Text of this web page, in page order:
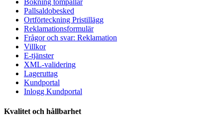
Bokning tompallar
Pallsaldobesked
Ortförteckning Pristillägg
Reklamationsformulär
Frågor och svar: Reklamation
Villkor
E-tjänster
XML-validering
Lageruttag
Kundportal
Inlogg Kundportal
Kvalitet och hållbarhet